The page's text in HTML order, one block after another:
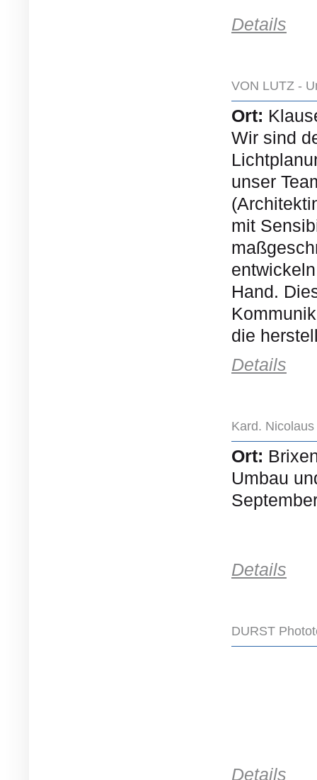
Details
VON LUTZ -
Ort:
Wir sind
unser
mit
Hand.
die
Details
Kard.
Ort:
Umbau
Details
DURST
Details